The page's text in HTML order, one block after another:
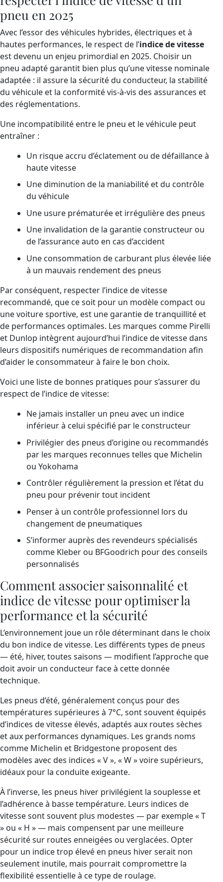
pneu en 2025
Avec l’essor des véhicules hybrides, électriques et à
hautes performances, le respect de l’indice de vitesse
est devenu un enjeu primordial en 2025. Choisir un
pneu adapté garantit bien plus qu’une vitesse nominale
adaptée : il assure la sécurité du conducteur, la stabilité
du véhicule et la conformité vis-à-vis des assurances et
des réglementations.
Une incompatibilité entre le pneu et le véhicule peut
entraîner :
Un risque accru d’éclatement ou de défaillance à
haute vitesse
Une diminution de la maniabilité et du contrôle
du véhicule
Une usure prématurée et irrégulière des pneus
Une invalidation de la garantie constructeur ou
de l’assurance auto en cas d’accident
Une consommation de carburant plus élevée liée
à un mauvais rendement des pneus
Par conséquent, respecter l’indice de vitesse
recommandé, que ce soit pour un modèle compact ou
une voiture sportive, est une garantie de tranquillité et
de performances optimales. Les marques comme Pirelli
et Dunlop intègrent aujourd’hui l’indice de vitesse dans
leurs dispositifs numériques de recommandation afin
d’aider le consommateur à faire le bon choix.
Voici une liste de bonnes pratiques pour s’assurer du
respect de l’indice de vitesse:
Ne jamais installer un pneu avec un indice
inférieur à celui spécifié par le constructeur
Privilégier des pneus d’origine ou recommandés
par les marques reconnues telles que Michelin
ou Yokohama
Contrôler régulièrement la pression et l’état du
pneu pour prévenir tout incident
Penser à un contrôle professionnel lors du
changement de pneumatiques
S’informer auprès des revendeurs spécialisés
comme Kleber ou BFGoodrich pour des conseils
personnalisés
Comment associer saisonnalité et
indice de vitesse pour optimiser la
performance et la sécurité
L’environnement joue un rôle déterminant dans le choix
du bon indice de vitesse. Les différents types de pneus
— été, hiver, toutes saisons — modifient l’approche que
doit avoir un conducteur face à cette donnée
technique.
Les pneus d’été, généralement conçus pour des
températures supérieures à 7°C, sont souvent équipés
d’indices de vitesse élevés, adaptés aux routes sèches
et aux performances dynamiques. Les grands noms
comme Michelin et Bridgestone proposent des
modèles avec des indices « V », « W » voire supérieurs,
idéaux pour la conduite exigeante.
À l’inverse, les pneus hiver privilégient la souplesse et
l’adhérence à basse température. Leurs indices de
vitesse sont souvent plus modestes — par exemple « T
» ou « H » — mais compensent par une meilleure
sécurité sur routes enneigées ou verglacées. Opter
pour un indice trop élevé en pneus hiver serait non
seulement inutile, mais pourrait compromettre la
flexibilité essentielle à ce type de roulage.